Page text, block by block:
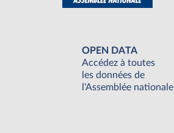
OPEN DATA
Accédez à toutes
les données de
l'Assemblée nationale